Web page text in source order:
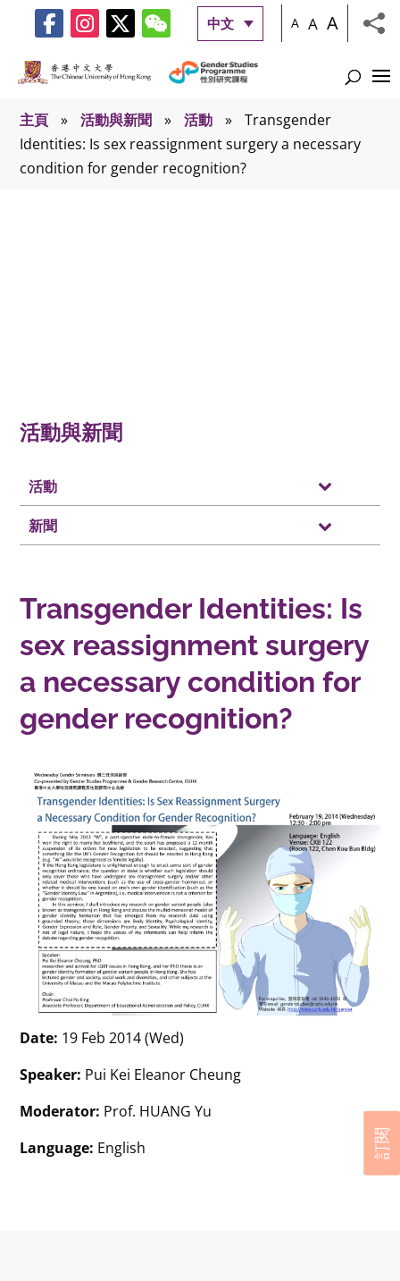
中文 A A A
主頁 » 活動與新聞 » 活動 »
Transgender
Identities: Is sex reassignment surgery a necessary
condition for gender recognition?
活動與新聞
活動
新聞
Transgender Identities: Is
sex reassignment surgery
a necessary condition for
gender recognition?
Date: 19 Feb 2014 (Wed)
Speaker: Pui Kei Eleanor Cheung
Moderator: Prof. HUANG Yu
Language: English 訂閱